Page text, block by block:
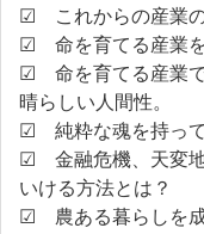
☑ これからの産業の
☑ 命を育てる産業を
☑ 命を育てる産業で
晴らしい人間性。
☑ 純粋な魂を持って
☑ 金融危機、天変
いける方法とは？
☑ 農ある暮らしを成